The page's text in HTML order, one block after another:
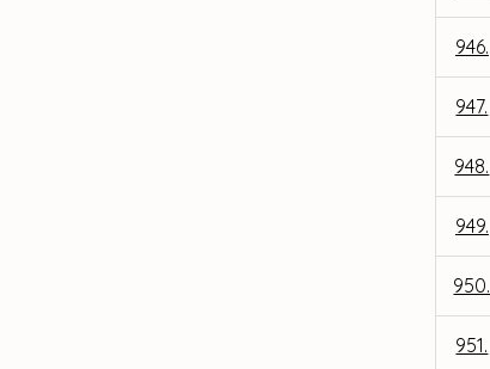
946.
947.
948.
949.
950.
951.